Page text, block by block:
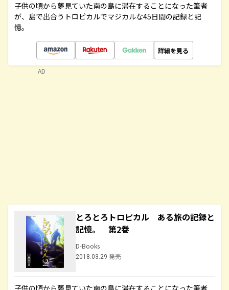
子供の頃から夢見ていた南の島に滞在することになった筆者
が、島で出合うトロピカルでマジカルな45日間の記録と記
憶。
詳細を見る
とろとろトロピカル ある旅の記録と
記憶。 第2巻
D-Books
2018.03.29 発売
子供の頃から夢見ていた南の島に滞在することになった筆者
AD